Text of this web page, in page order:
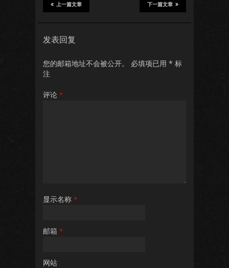
下一篇文章
上一篇文章
发表回复
您的邮箱地址不会被公开。 必填项已用 * 标
注
评论 *
显示名称 *
邮箱 *
网站